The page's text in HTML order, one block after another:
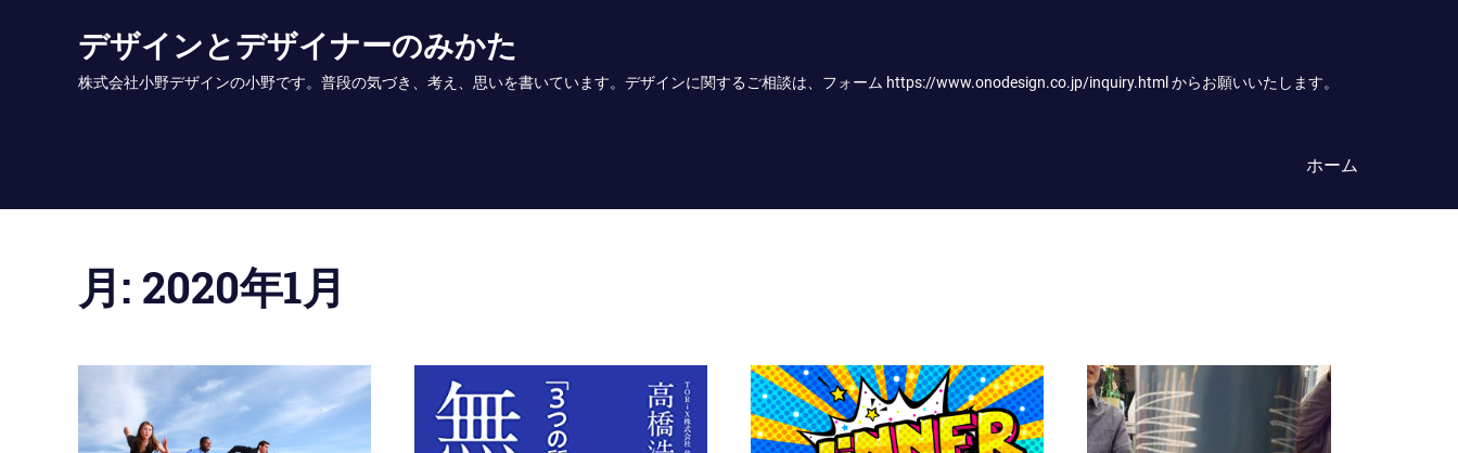
デザインとデザイナーのみかた
株式会社小野デザインの小野です。普段の気づき、考え、思いを書いています。デザインに関するご相談は、フォーム https://www.onodesign.co.jp/inquiry.html からお願いいたします。
ホーム
月: 2020年1月